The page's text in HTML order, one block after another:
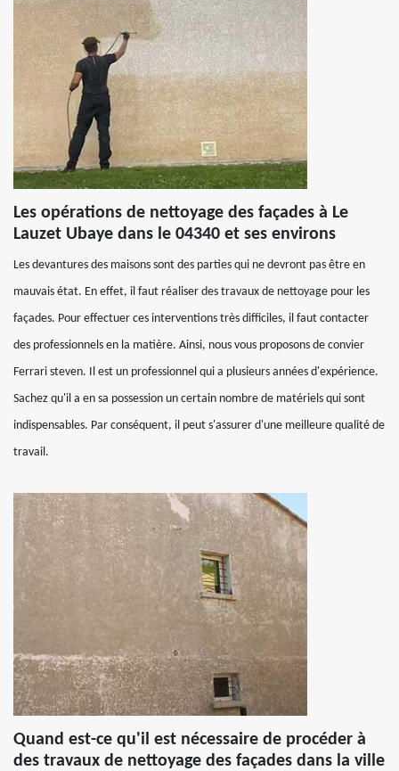
Les opérations de nettoyage des façades à Le
Lauzet Ubaye dans le 04340 et ses environs
Les devantures des maisons sont des parties qui ne devront pas être en
mauvais état. En effet, il faut réaliser des travaux de nettoyage pour les
façades. Pour effectuer ces interventions très difficiles, il faut contacter
des professionnels en la matière. Ainsi, nous vous proposons de convier
Ferrari steven. Il est un professionnel qui a plusieurs années d'expérience.
Sachez qu'il a en sa possession un certain nombre de matériels qui sont
indispensables. Par conséquent, il peut s'assurer d'une meilleure qualité de
travail.
Quand est-ce qu'il est nécessaire de procéder à
des travaux de nettoyage des façades dans la ville